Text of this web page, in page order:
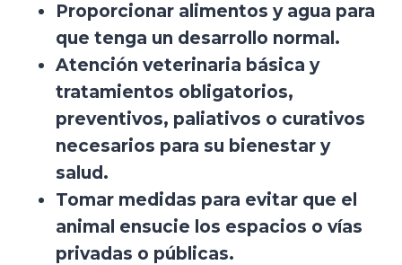
Proporcionar alimentos y agua para
que tenga un desarrollo normal.
Atención veterinaria básica y
tratamientos obligatorios,
preventivos, paliativos o curativos
necesarios para su bienestar y
salud.
Tomar medidas para evitar que el
animal ensucie los espacios o vías
privadas o públicas.